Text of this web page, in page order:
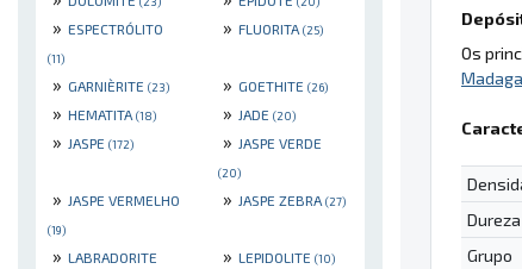
» ESPECTRÓLITO
(11)
» FLUORITA (25)
» GARNIÈRITE (23) » GOETHITE (26)
» HEMATITA (18) » JADE (20)
» JASPE (172) » JASPE VERDE
(20)
» JASPE VERMELHO
(19)
» JASPE ZEBRA (27)
» LABRADORITE » LEPIDOLITE (10)
Os
Dureza
Grupo